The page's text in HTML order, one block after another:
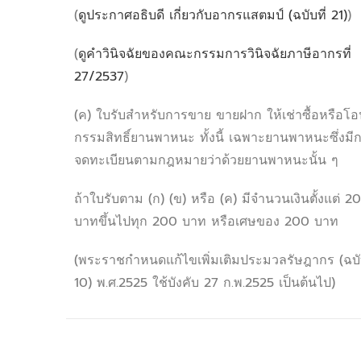
(ดูประกาศอธิบดี เกี่ยวกับอากรแสตมป์ (ฉบับที่ 21))
(ดูคำวินิจฉัยของคณะกรรมการวินิจฉัยภาษีอากรที่
27/2537)
(ค) ใบรับสำหรับการขาย ขายฝาก ให้เช่าซื้อหรือโ
กรรมสิทธิ์ยานพาหนะ ทั้งนี้ เฉพาะยานพาหนะซึ่งมี
จดทะเบียนตามกฎหมายว่าด้วยยานพาหนะนั้น ๆ
ถ้าใบรับตาม (ก) (ข) หรือ (ค) มีจำนวนเงินตั้งแต่
บาทขึ้นไปทุก 200 บาท หรือเศษของ 200 บาท
(พระราชกำหนดแก้ไขเพิ่มเติมประมวลรัษฎากร (ฉ
10) พ.ศ.2525 ใช้บังคับ 27 ก.พ.2525 เป็นต้นไป)